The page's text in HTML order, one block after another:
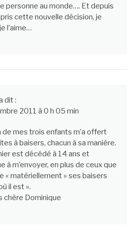
personne au monde…. Et depuis
pris cette nouvelle décision, je
l’aime…
dit :
2011 à 0 h 05 min
de mes trois enfants m’a offert
à baisers, chacun à sa manière.
est décédé à 14 ans et
à m’envoyer, en plus de ceux que
« matériellement » ses baisers
il est ».
chère Dominique